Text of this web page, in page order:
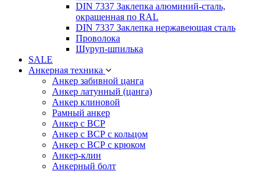
DIN 7337 Заклепка алюминий-сталь,
окрашенная по RAL
DIN 7337 Заклепка нержавеющая сталь
Проволока
Шуруп-шпилька
SALE
Анкерная техника
Анкер забивной цанга
Анкер латунный (цанга)
Анкер клиновой
Рамный анкер
Анкер с ВСР
Анкер с ВСР с кольцом
Анкер с ВСР с крюком
Анкер-клин
Анкерный болт